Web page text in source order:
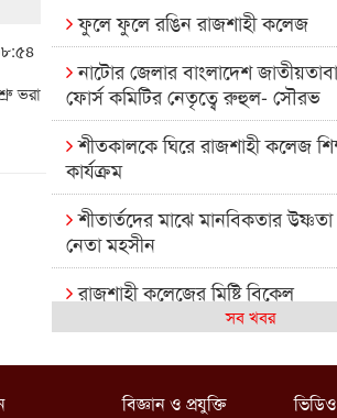
ভরা
ফুলে ফুলে রঙিন রাজশাহী কলেজ
নাটোর জেলার বাংলাদেশ
ফোর্স কমিটির নেতৃত্বে রুহুল- সৌরভ
শীতকালকে ঘিরে রাজশাহী কলেজ
কার্যক্রম
শীতার্তদের মাঝে মানবিকতার
নেতা মহসীন
রাজশাহী কলেজের মিষ্টি বিকেল
কেমন আছে আমাদের দেশের
রাজশাহী কলেজ ক্যারিয়ার ক্লাবের
সব খবর
বিজ্ঞান ও প্রযুক্তি
ভিডিও